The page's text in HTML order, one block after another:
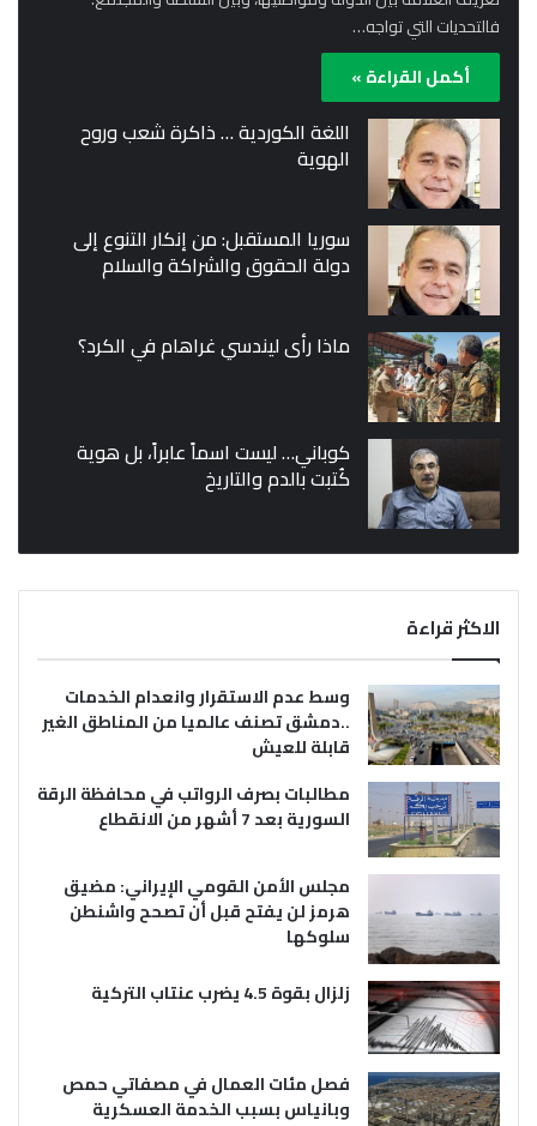
فالتحديات التي تواجه…
أكمل القراءة »
اللغة الكوردية … ذاكرة شعب وروح
الهوية
سوريا المستقبل: من إنكار التنوع إلى
دولة الحقوق والشراكة والسلام
ماذا رأى ليندسي غراهام في الكرد؟
كوباني… ليست اسماً عابراً، بل هوية
كُتبت بالدم والتاريخ
الاكثر قراءة
وسط عدم الاستقرار وانعدام الخدمات
..دمشق تصنف عالميا من المناطق الغير
قابلة للعيش
مطالبات بصرف الرواتب في محافظة الرقة
السورية بعد 7 أشهر من الانقطاع
مجلس الأمن القومي الإيراني: مضيق
هرمز لن يفتح قبل أن تصحح واشنطن
سلوكها
زلزال بقوة 4.5 يضرب عنتاب التركية
فصل مئات العمال في مصفاتي حمص
وبانياس بسبب الخدمة العسكرية